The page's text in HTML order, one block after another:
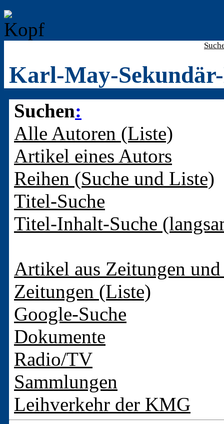
Karl-May-
Suchen:
Alle Autoren (Liste)
Artikel eines Autors
Reihen (Suche und Liste)
Titel-Suche
Titel-Inhalt-Suche
Artikel aus Zeitungen
Zeitungen (Liste)
Google-Suche
Dokumente
Radio/TV
Sammlungen
Leihverkehr der KMG